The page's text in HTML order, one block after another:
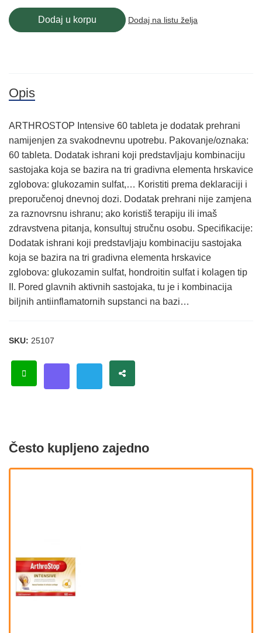
Dodaj u korpu Dodaj na listu želja
Opis
ARTHROSTOP Intensive 60 tableta je dodatak prehrani
namijenjen za svakodnevnu upotrebu. Pakovanje/oznaka:
60 tableta. Dodatak ishrani koji predstavljaju kombinaciju
sastojaka koja se bazira na tri gradivna elementa hrskavice
zglobova: glukozamin sulfat,… Koristiti prema deklaraciji i
preporučenoj dnevnoj dozi. Dodatak prehrani nije zamjena
za raznovrsnu ishranu; ako koristiš terapiju ili imaš
zdravstvena pitanja, konsultuj stručnu osobu. Specifikacije:
Dodatak ishrani koji predstavljaju kombinaciju sastojaka
koja se bazira na tri gradivna elementa hrskavice
zglobova: glukozamin sulfat, hondroitin sulfat i kolagen tip
II. Pored glavnih aktivnih sastojaka, tu je i kombinacija
biljnih antiinflamatornih supstanci na bazi…
SKU: 25107
Često kupljeno zajedno